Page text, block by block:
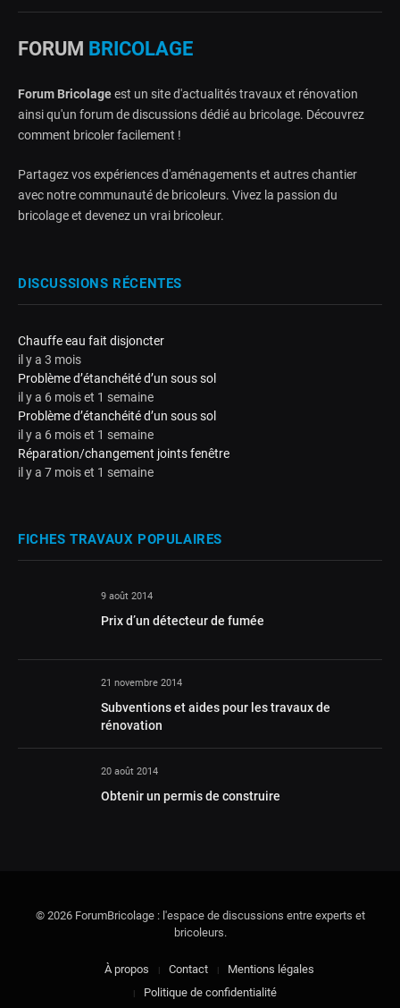
FORUM BRICOLAGE
Forum Bricolageest un site d'actualités travaux et rénovation
ainsi qu'un forum de discussions dédié au bricolage. Découvrez
comment bricoler facilement !
Partagez vos expériences d'aménagements et autres chantier
avec notre communauté de bricoleurs. Vivez la passion du
bricolage et devenez un vrai bricoleur.
DISCUSSIONS RÉCENTES
Chauffe eau fait disjoncter
il y a 3 mois
Problème d’étanchéité d’un sous sol
il y a 6 mois et 1 semaine
Problème d’étanchéité d’un sous sol
il y a 6 mois et 1 semaine
Réparation/changement joints fenêtre
il y a 7 mois et 1 semaine
FICHES TRAVAUX POPULAIRES
9 août 2014
Prix d’un détecteur de fumée
21 novembre 2014
Subventions et aides pour les travaux de
rénovation
20 août 2014
Obtenir un permis de construire
© 2026 ForumBricolage : l'espace de discussions entre experts et
bricoleurs.
À propos Contact
Mentions légales
Politique de confidentialité